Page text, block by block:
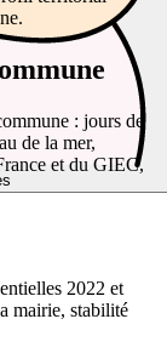
: jours de
de la mer,
et du GIEC,
2022 et
mairie, stabilité